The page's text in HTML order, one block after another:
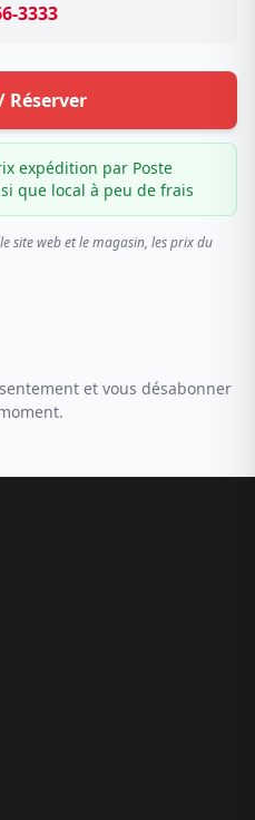
3333
Réserver
expédition par Poste
que local à peu de frais
site web et le magasin, les prix du
et vous désabonner